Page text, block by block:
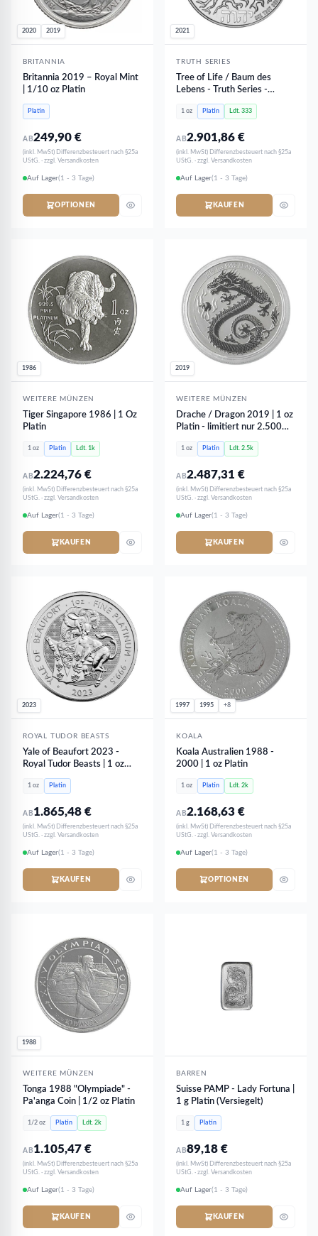
2020 2019
BRITANNIA
Britannia 2019 – Royal Mint
| 1/10 oz Platin
Platin
AB249,90€
(inkl. MwSt) Differenzbesteuert nach §25a
UStG. · zzgl. Versandkosten
Auf Lager(1 - 3 Tage)
OPTIONEN
2021
TRUTH SERIES
Tree of Life / Baum des
Lebens - Truth Series -
Reverse PROOF PP | 1 oz
Platin - NUR 333 Stk
1 oz Platin Ldt. 333
AB2.901,86€
(inkl. MwSt) Differenzbesteuert nach §25a
UStG. · zzgl. Versandkosten
Auf Lager(1 - 3 Tage)
KAUFEN
1986
WEITERE MÜNZEN
Tiger Singapore 1986 | 1 Oz
Platin
1 oz Platin Ldt. 1k
AB2.224,76€
(inkl. MwSt) Differenzbesteuert nach §25a
UStG. · zzgl. Versandkosten
Auf Lager(1 - 3 Tage)
KAUFEN
2019
WEITERE MÜNZEN
Drache / Dragon 2019 | 1 oz
Platin - limitiert nur 2.500
1 oz Platin Ldt. 2.5k
AB2.487,31€
(inkl. MwSt) Differenzbesteuert nach §25a
UStG. · zzgl. Versandkosten
Auf Lager(1 - 3 Tage)
KAUFEN
2023
ROYAL TUDOR BEASTS
Yale of Beaufort 2023 -
Royal Tudor Beasts | 1 oz
Platin
1 oz Platin
AB 1.865,48€
(inkl. MwSt) Differenzbesteuert nach §25a
UStG. · zzgl. Versandkosten
Auf Lager(1 - 3 Tage)
KAUFEN
1997 1995 +8
KOALA
Koala Australien 1988 -
2000 | 1 oz Platin
1 oz Platin Ldt. 2k
AB2.168,63€
(inkl. MwSt) Differenzbesteuert nach §25a
UStG. · zzgl. Versandkosten
Auf Lager(1 - 3 Tage)
OPTIONEN
1988
WEITERE MÜNZEN
Tonga 1988 "Olympiade" -
Pa'anga Coin | 1/2 oz Platin
1/2 oz Platin Ldt. 2k
AB 1.105,47€
(inkl. MwSt) Differenzbesteuert nach §25a
UStG. · zzgl. Versandkosten
Auf Lager(1 - 3 Tage)
KAUFEN
BARREN
Suisse PAMP - Lady Fortuna |
1 g Platin (Versiegelt)
1 g Platin
AB89,18€
(inkl. MwSt) Differenzbesteuert nach §25a
UStG. · zzgl. Versandkosten
Auf Lager(1 - 3 Tage)
KAUFEN